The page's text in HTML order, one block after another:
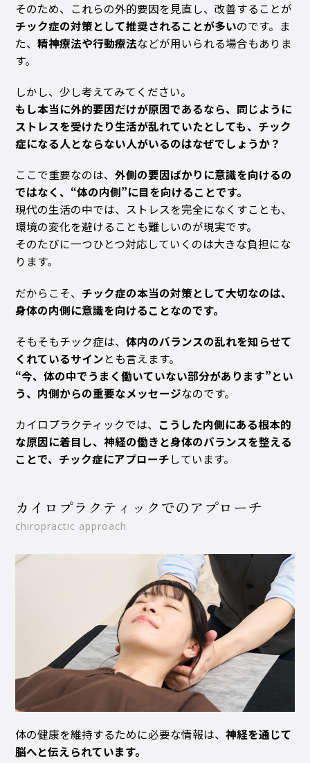
そのため、これらの外的要因を見直し、改善することが
チック症の対策として推奨されることが多いのです。ま
た、精神療法や行動療法などが用いられる場合もありま
す。
しかし、少し考えてみてください。
もし本当に外的要因だけが原因であるなら、同じように
ストレスを受けたり生活が乱れていたとしても、チック
症になる人とならない人がいるのはなぜでしょうか？
ここで重要なのは、外側の要因ばかりに意識を向けるの
ではなく、“体の内側”に目を向けることです。
現代の生活の中では、ストレスを完全になくすことも、
環境の変化を避けることも難しいのが現実です。
そのたびに一つひとつ対応していくのは大きな負担にな
ります。
だからこそ、 チック症の本当の対策として大切なのは、
身体の内側に意識を向けることなのです。
そもそもチック症は、体内のバランスの乱れを知らせて
くれているサインとも言えます。
“今、体の中でうまく働いていない部分があります”とい
う、内側からの重要なメッセージなのです。
カイロプラクティックでは、 こうした内側にある根本的
な原因に着目し、神経の働きと身体のバランスを整える
ことで、チック症にアプローチしています。
カイロプラクティックでのアプローチ
chiropractic approach
体の健康を維持するために必要な情報は、神経を通じて
脳へと伝えられています。